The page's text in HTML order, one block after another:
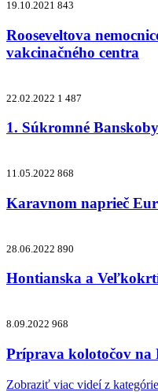
19.10.2021 843
Rooseveltova
vakcinačného centra
22.02.2022 1 487
1. Súkromné
11.05.2022 868
Karavnom naprieč
28.06.2022 890
Hontianska a
8.09.2022 968
Príprava kolotočov na
Zobraziť viac videí z kategórie